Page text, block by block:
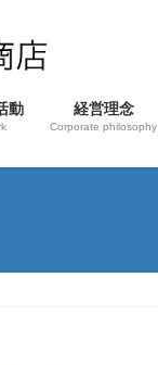
動 経営理念
Corporate philosophy